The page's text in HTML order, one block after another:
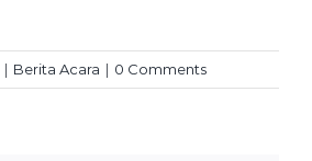
| Berita Acara | 0 Comments